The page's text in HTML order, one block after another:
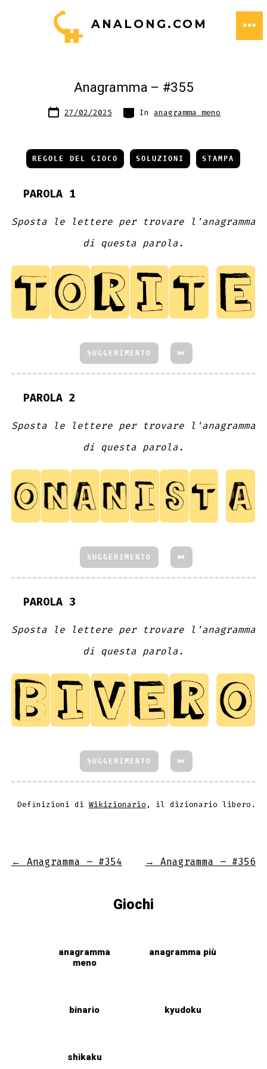
ANALONG.COM
Anagramma – #355
Data
articolo
27/02/2025 Categorie
In anagramma meno
REGOLE DEL GIOCO SOLUZIONI STAMPA
PAROLA 1
Sposta le lettere per trovare l'anagramma
di questa parola.
SUGGERIMENTO ⏮
PAROLA 2
Sposta le lettere per trovare l'anagramma
di questa parola.
SUGGERIMENTO ⏮
PAROLA 3
Sposta le lettere per trovare l'anagramma
di questa parola.
SUGGERIMENTO ⏮
Definizioni diWikizionario , il dizionario libero.
← Anagramma – #354 → Anagramma – #356
Giochi
anagramma
meno
anagramma più
binario kyudoku
shikaku